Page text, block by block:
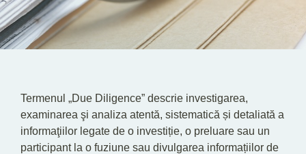
Termenul „Due Diligence” descrie investigarea,
examinarea şi analiza atentă, sistematică și detaliată a
informaţiilor legate de o investiție, o preluare sau un
participant la o fuziune sau divulgarea informațiilor de